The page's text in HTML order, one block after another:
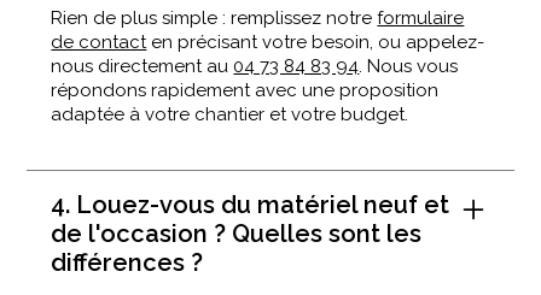
Rien de plus simple : remplissez notreformulaire
de contacten précisant votre besoin, ou appelez-
nous directement au 04 73 84 83 94. Nous vous
répondons rapidement avec une proposition
adaptée à votre chantier et votre budget.
4. Louez-vous du matériel neuf et
de l'occasion ? Quelles sont les
différences ?